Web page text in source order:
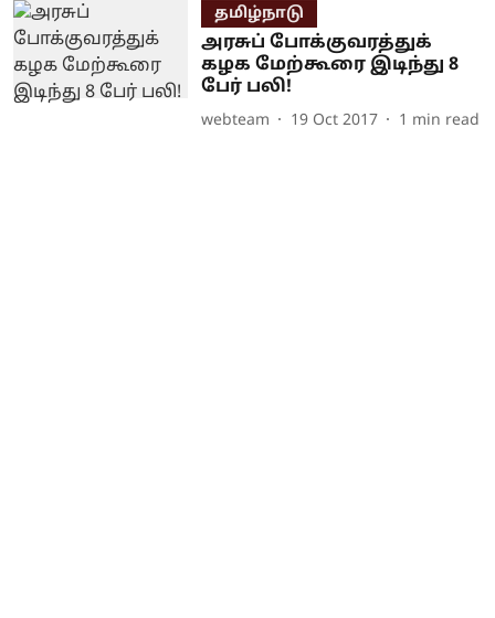
தமிழ்நாடு
அரசுப் போக்குவரத்துக்
கழக மேற்கூரை இடிந்து 8
பேர் பலி!
webteam 19 Oct 2017 1 min read